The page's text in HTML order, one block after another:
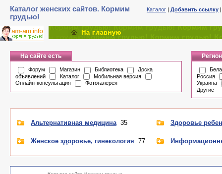
Каталог женских сайтов. Кормим
грудью!
Каталог | Добавить ссылку
На сайте есть
Форум Магазин Библиотека
Доска
объявлений
Каталог
Мобильная версия
Онлайн-консультация
Фотогалерея
Регион
Россия
Украина
Другие
Альтернативная медицина 35
Женское здоровье, гинекология 77
Здоровье